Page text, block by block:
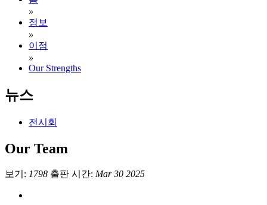
»
정보
»
이점
»
Our Strengths
뉴스
전시회
Our Team
보기: 1798 출판 시간: Mar 30 2025